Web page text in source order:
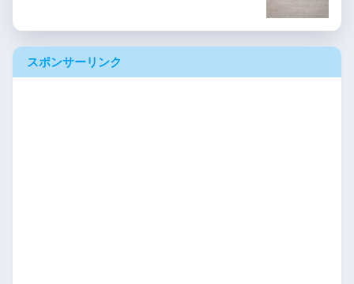
スポンサーリンク